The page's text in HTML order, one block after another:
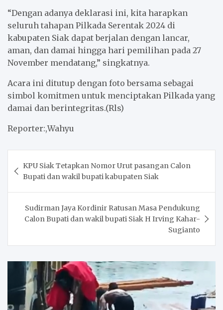
“Dengan adanya deklarasi ini, kita harapkan
seluruh tahapan Pilkada Serentak 2024 di
kabupaten Siak dapat berjalan dengan lancar,
aman, dan damai hingga hari pemilihan pada 27
November mendatang,” singkatnya.
Acara ini ditutup dengan foto bersama sebagai
simbol komitmen untuk menciptakan Pilkada yang
damai dan berintegritas.(Rls)
Reporter:,Wahyu
navigation
KPU Siak Tetapkan Nomor Urut pasangan Calon
Bupati dan wakil bupati kabupaten Siak
Sudirman Jaya Kordinir Ratusan Masa Pendukung
Calon Bupati dan wakil bupati Siak H Irving Kahar-
Sugianto